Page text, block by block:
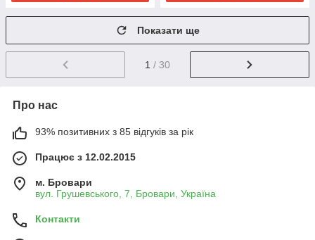
Показати ще
1 / 30
Про нас
93% позитивних з 85 відгуків за рік
Працює з 12.02.2015
м. Бровари
вул. Грушевського, 7, Бровари, Україна
Контакти